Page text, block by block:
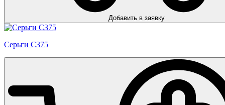
Добавить в заявку
Серьги С375